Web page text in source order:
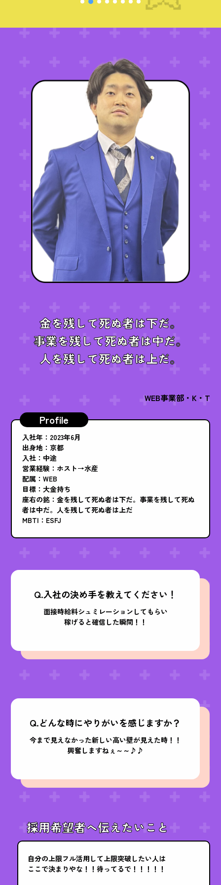
金を残して死ぬ者は下だ。
事業を残して死ぬ者は中だ。
人を残して死ぬ者は上だ。
WEB事業部・K・T
Profile
入社年：2023年6月
出身地：京都
入社：中途
営業経験：ホスト→水産
配属：WEB
目標：大金持ち
座右の銘：金を残して死ぬ者は下だ。事業を残して死ぬ
者は中だ。人を残して死ぬ者は上だ
MBTI：ESFJ
Q.入社の決め手を教えてください！
面接時給料シュミレーションしてもらい
稼げると確信した瞬間！！
Q.どんな時にやりがいを感じますか？
今まで見えなかった新しい高い壁が見えた時！！
興奮しますねぇ～～♪♪
採用希望者へ伝えたいこと
自分の上限フル活用して上限突破したい人は
ここで決まりやな！！待ってるで！！！！！